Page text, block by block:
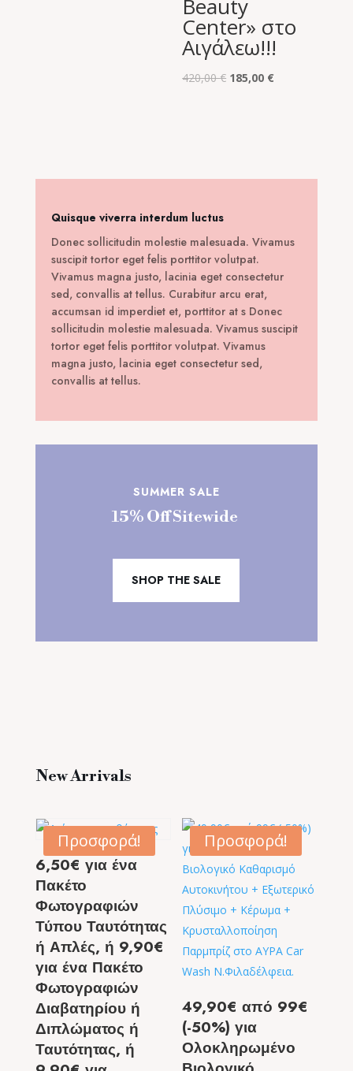
Beauty
Center» στο
Αιγάλεω!!!
420,00€ Original
185,00 €
Quisque viverra interdum luctus
Donec sollicitudin molestie malesuada. Vivamus
suscipit tortor eget felis porttitor volutpat.
Vivamus magna justo, lacinia eget consectetur
sed, convallis at tellus. Curabitur arcu erat,
accumsan id imperdiet et, porttitor at s Donec
sollicitudin molestie malesuada. Vivamus suscipit
tortor eget felis porttitor volutpat. Vivamus
magna justo, lacinia eget consectetur sed,
convallis at tellus.
SUMMER SALE
15% Off Sitewide
SHOP THE SALE
New Arrivals
Προσφορά!
6,50€ για ένα
Πακέτο
Φωτογραφιών
Τύπου Ταυτότητας
ή Απλές, ή 9,90€
για ένα Πακέτο
Φωτογραφιών
Διαβατηρίου ή
Διπλώματος ή
Ταυτότητας, ή
Προσφορά!
49,90€ από 99€
(-50%) για
Ολοκληρωμένο